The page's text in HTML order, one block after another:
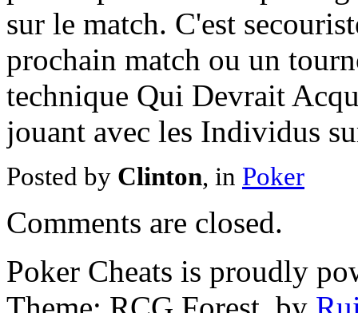
sur le match. C'est
prochain match ou un
technique Qui Devrait
jouant avec les Individus
Posted by Clinton, in Poker
Comments are closed.
Poker Cheats is proudly